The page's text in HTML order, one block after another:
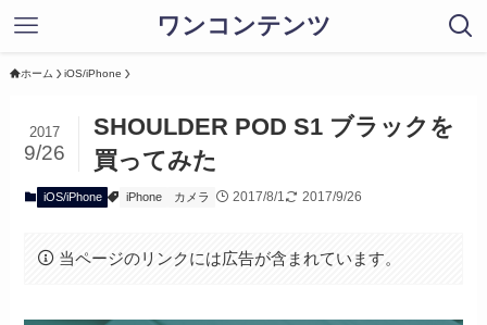
ワンコンテンツ
ホーム iOS/iPhone
SHOULDER POD S1 ブラックを
買ってみた
2017
9/26
iOS/iPhone iPhone カメラ 2017/8/1 2017/9/26
当ページのリンクには広告が含まれています。